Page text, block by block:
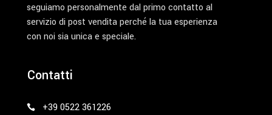
seguiamo personalmente dal primo contatto al
servizio di post vendita perché la tua esperienza
con noi sia unica e speciale.
Contatti
+39 0522 361226